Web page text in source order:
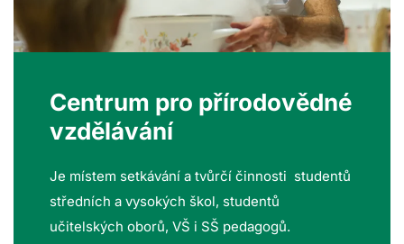
Centrum pro přírodovědné
vzdělávání
Je místem setkávání a tvůrčí činnosti studentů
středních a vysokých škol, studentů
učitelských oborů, VŠ i SŠ pedagogů.